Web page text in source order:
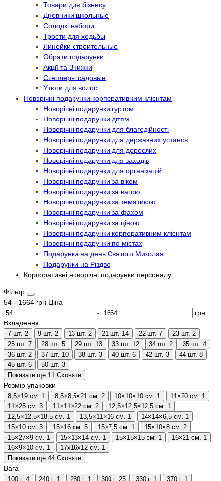
Товари для бізнесу
Дневники школьные
Солодкі набори
Трости для ходьбы
Линейки строительные
Обрати подарунки
Акції та Знижки
Степлеры садовые
Утюги для волос
Новорічні подарунки корпоративним клієнтам
Новорічні подарунки гуртом
Новорічні подарунки дітям
Новорічні подарунки для благодійності
Новорічні подарунки для державних установ
Новорічні подарунки для дорослих
Новорічні подарунки для заходів
Новорічні подарунки для організацій
Новорічні подарунки за віком
Новорічні подарунки за вагою
Новорічні подарунки за тематикою
Новорічні подарунки за фахом
Новорічні подарунки за ціною
Новорічні подарунки корпоративним клієнтам
Новорічні подарунки по містах
Подарунки на день Святого Миколая
Подарунки на Різдво
Корпоративні новорічні подарунки персоналу
Фільтр
54 - 1664 грн Ціна
-
грн
Вкладення
7 шт. 2 9 шт. 2 13 шт. 2 21 шт. 14 22 шт. 7 23 шт. 2
25 шт. 7 28 шт. 5 29 шт. 13 33 шт. 12 34 шт. 2 35 шт. 4
36 шт. 2 37 шт. 10 38 шт. 3 40 шт. 6 42 шт. 3 44 шт. 8
45 шт. 6 50 шт. 3
Показати ще 11 Сховати
Розмір упаковки
8,5×19 см. 1 8,5×8,5×21 см. 2 10×10×10 см. 1 11×20 см. 1
11×25 см. 3 11×11×22 см. 2 12,5×12,5×12,5 см. 1
12,5×12,5×18,5 см. 1 13,5×11×16 см. 1 14×14×6,5 см. 1
15×10 см. 3 15×16 см. 5 15×7,5 см. 1 15×10×8 см. 2
15×27×9 см. 1 15×13×14 см. 1 15×15×15 см. 1 16×21 см. 1
16×9×10 см. 1 17х16х12 см. 1
Показати ще 44 Сховати
Вага
100 г. 4 240 г. 1 280 г. 1 300 г. 25 330 г. 1 370 г. 1